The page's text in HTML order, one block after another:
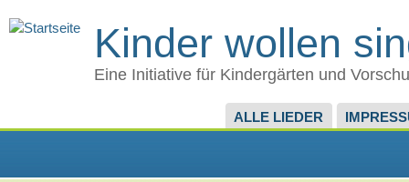
Kinder wollen
Eine Initiative für Kindergärten und
ALLE LIEDER